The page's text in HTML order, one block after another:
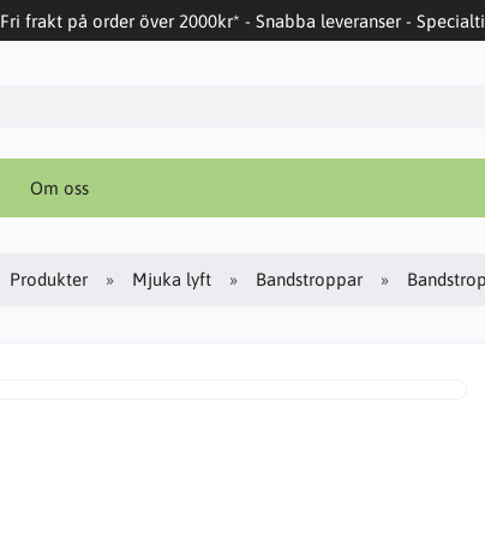
Fri frakt på order över 2000kr* - Snabba leveranser -
Om oss
Produkter Mjuka lyft Bandstroppar